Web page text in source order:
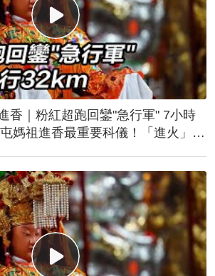
香｜粉紅超跑回鑾"急行軍" 7小時
媽祖進香最重要科儀！「進火」儀